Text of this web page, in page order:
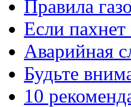
Правила
Если пахнет
Аварийная
Будьте
10